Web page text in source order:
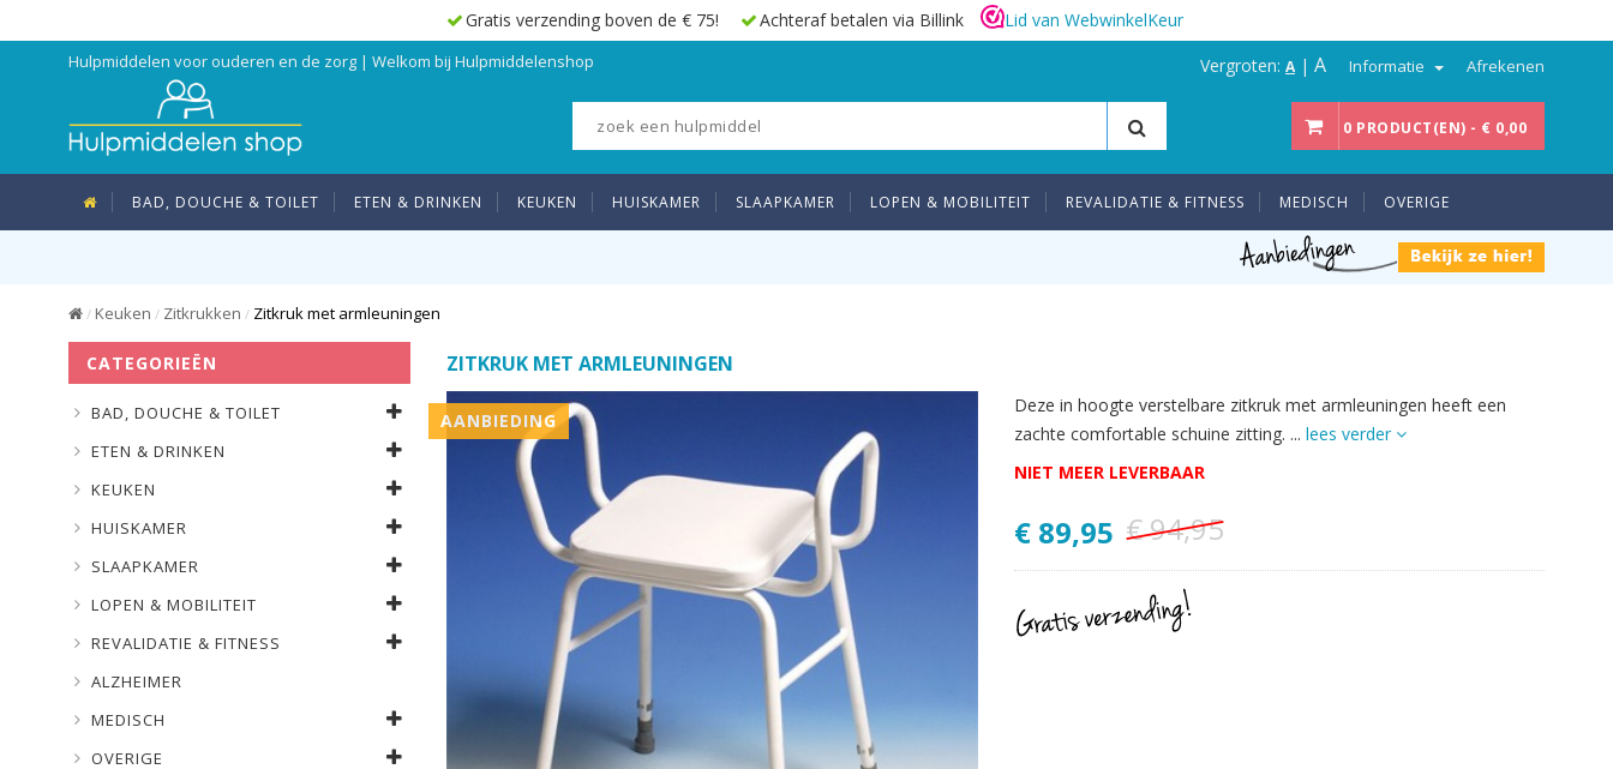
Gratis verzending boven de € 75! Achteraf betalen via Billink Lid van WebwinkelKeur
Hulpmiddelen voor ouderen en de zorg | Welkom bij Hulpmiddelenshop Vergroten: A| A Informatie Afrekenen
0 PRODUCT(EN) - € 0,00
BAD, DOUCHE & TOILET ETEN & DRINKEN KEUKEN HUISKAMER SLAAPKAMER LOPEN & MOBILITEIT REVALIDATIE & FITNESS MEDISCH OVERIGE
/ Keuken / Zitkrukken / Zitkruk met armleuningen
ZITKRUK MET ARMLEUNINGEN
AANBIEDING
Deze in hoogte verstelbare zitkruk met armleuningen heeft een
zachte comfortable schuine zitting. ... lees verder
NIET MEER LEVERBAAR
€ 89,95 € 94,95
CATEGORIEËN
BAD, DOUCHE & TOILET
ETEN & DRINKEN
KEUKEN
HUISKAMER
SLAAPKAMER
LOPEN & MOBILITEIT
REVALIDATIE & FITNESS
ALZHEIMER
MEDISCH
OVERIGE